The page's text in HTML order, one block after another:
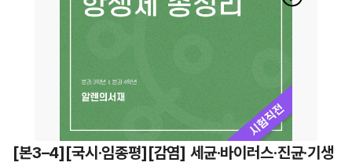
[본3–4][국시·임종평][감염] 세균·바이러스·진균·기생